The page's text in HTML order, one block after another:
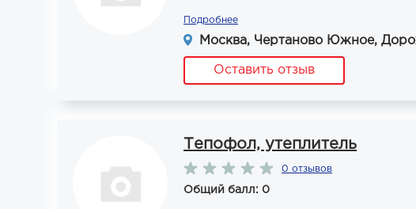
Подробнее
Москва, Чертаново Южное,
Оставить отзыв
Тепофол, утеплитель
0 отзывов
Общий балл: 0